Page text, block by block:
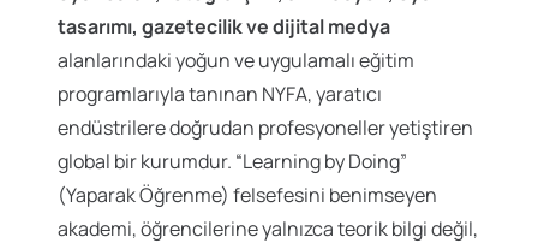
tasarımı, gazetecilik ve dijital medya
alanlarındaki yoğun ve uygulamalı eğitim
programlarıyla tanınan NYFA, yaratıcı
endüstrilere doğrudan profesyoneller yetiştiren
global bir kurumdur. “Learning by Doing”
(Yaparak Öğrenme) felsefesini benimseyen
akademi, öğrencilerine yalnızca teorik bilgi değil,